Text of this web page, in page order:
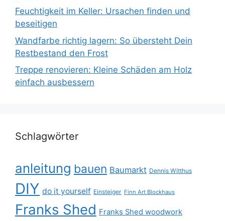
Feuchtigkeit im Keller: Ursachen finden und
beseitigen
Wandfarbe richtig lagern: So übersteht Dein
Restbestand den Frost
Treppe renovieren: Kleine Schäden am Holz
einfach ausbessern
Schlagwörter
anleitung bauen Baumarkt Dennis Witthus
DIY do it yourself Einsteiger Finn Art Blockhaus
Franks Shed Franks Shed woodwork